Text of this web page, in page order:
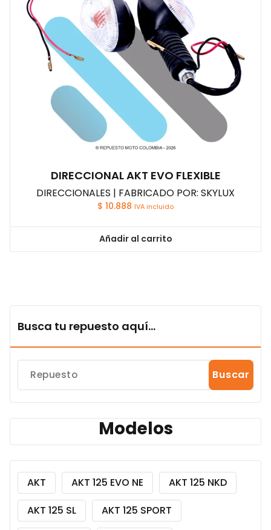
DIRECCIONAL AKT EVO FLEXIBLE
DIRECCIONALES | FABRICADO POR: SKYLUX
$ 10.888 IVA incluido
Añadir al carrito
Busca tu repuesto aquí...
Buscar
Modelos
AKT AKT 125 EVO NE
AKT 125 NKD
AKT 125 SL
AKT 125 SPORT